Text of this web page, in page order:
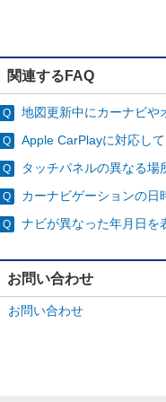
関連するFAQ
地図更新中にカーナビや
Apple CarPlayに対応し
タッチパネルの異なる場
カーナビゲーションの日
ナビが異なった年月日を
お問い合わせ
お問い合わせ